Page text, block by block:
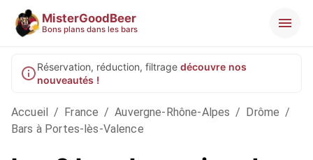
MisterGoodBeer
Bons plans dans les bars
Réservation, réduction, filtrage découvre nos
nouveautés !
Accueil / France / Auvergne-Rhône-Alpes / Drôme /
Bars à Portes-lès-Valence